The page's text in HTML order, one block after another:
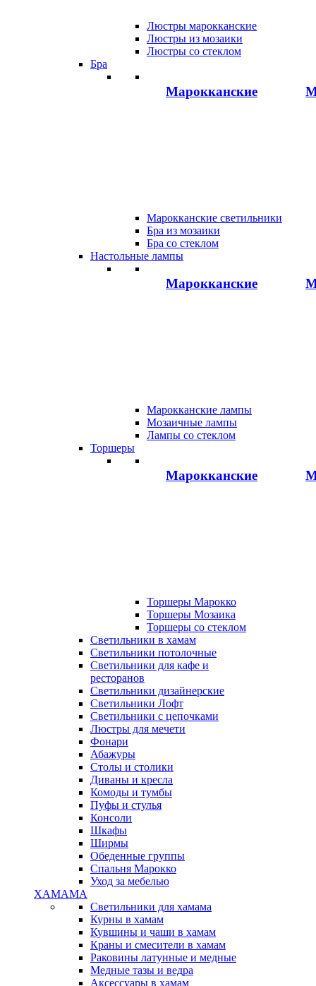
Люстры марокканские
Люстры из мозаики
Люстры со стеклом
Бра
Марокканские
Марокканские светильники
Бра из мозаики
Бра со стеклом
Настольные лампы
Марокканские
Марокканские лампы
Мозаичные лампы
Лампы со стеклом
Торшеры
Марокканские
Торшеры Марокко
Торшеры Мозаика
Торшеры со стеклом
Светильники в хамам
Светильники потолочные
Светильники для кафе и
ресторанов
Светильники дизайнерские
Светильники Лофт
Светильники с цепочками
Люстры для мечети
Фонари
Абажуры
Столы и столики
Диваны и кресла
Комоды и тумбы
Пуфы и стулья
Консоли
Шкафы
Ширмы
Обеденные группы
Спальня Марокко
Уход за мебелью
ХАМАМА
Светильники для хамама
Курны в хамам
Кувшины и чаши в хамам
Краны и смесители в хамам
Раковины латунные и медные
Медные тазы и ведра
Аксессуары в хамам